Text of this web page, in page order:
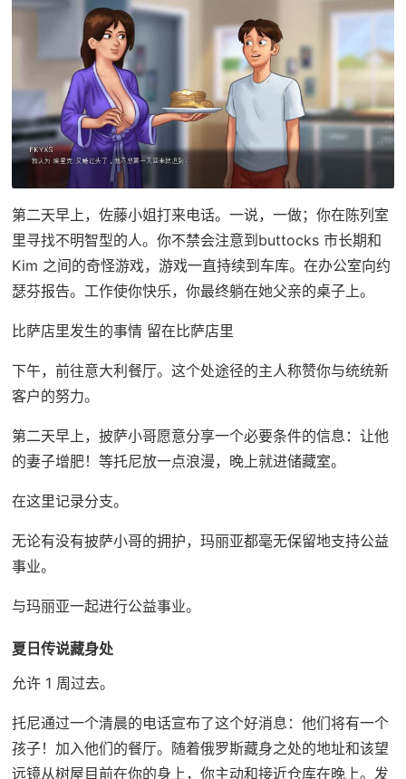
第二天早上，佐藤小姐打来电话。一说，一做；你在陈列室
里寻找不明智型的人。你不禁会注意到buttocks 市长期和
Kim 之间的奇怪游戏，游戏一直持续到车库。在办公室向约
瑟芬报告。工作使你快乐，你最终躺在她父亲的桌子上。
比萨店里发生的事情 留在比萨店里
下午，前往意大利餐厅。这个处途径的主人称赞你与统统新
客户的努力。
第二天早上，披萨小哥愿意分享一个必要条件的信息：让他
的妻子增肥！等托尼放一点浪漫，晚上就进储藏室。
在这里记录分支。
无论有没有披萨小哥的拥护，玛丽亚都毫无保留地支持公益
事业。
与玛丽亚一起进行公益事业。
夏日传说藏身处
允许 1 周过去。
托尼通过一个清晨的电话宣布了这个好消息：他们将有一个
孩子！加入他们的餐厅。随着俄罗斯藏身之处的地址和该望
远镜从树屋目前在你的身上，你主动和接近仓库在晚上。发